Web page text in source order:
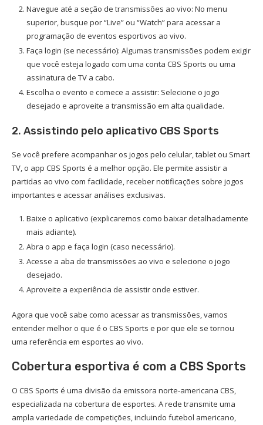
Navegue até a seção de transmissões ao vivo: No menu
superior, busque por “Live” ou “Watch” para acessar a
programação de eventos esportivos ao vivo.
Faça login (se necessário): Algumas transmissões podem exigir
que você esteja logado com uma conta CBS Sports ou uma
assinatura de TV a cabo.
Escolha o evento e comece a assistir: Selecione o jogo
desejado e aproveite a transmissão em alta qualidade.
2. Assistindo pelo aplicativo CBS Sports
Se você prefere acompanhar os jogos pelo celular, tablet ou Smart
TV, o app CBS Sports é a melhor opção. Ele permite assistir a
partidas ao vivo com facilidade, receber notificações sobre jogos
importantes e acessar análises exclusivas.
Baixe o aplicativo (explicaremos como baixar detalhadamente
mais adiante).
Abra o app e faça login (caso necessário).
Acesse a aba de transmissões ao vivo e selecione o jogo
desejado.
Aproveite a experiência de assistir onde estiver.
Agora que você sabe como acessar as transmissões, vamos
entender melhor o que é o CBS Sports e por que ele se tornou
uma referência em esportes ao vivo.
Cobertura esportiva é com a CBS Sports
O CBS Sports é uma divisão da emissora norte-americana CBS,
especializada na cobertura de esportes. A rede transmite uma
ampla variedade de competições, incluindo futebol americano,